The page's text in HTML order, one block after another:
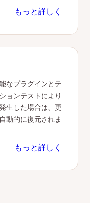
もっと詳しく
なプラグインとテ
ョンテストにより
生した場合は、更
動的に復元されま
もっと詳しく